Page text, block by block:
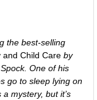
the best-selling
Child Care by
One of his
go to sleep lying on
mystery, but it’s